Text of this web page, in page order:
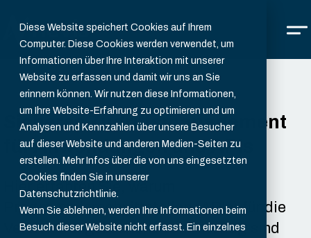
Diese Website speichert Cookies auf Ihrem
Computer. Diese Cookies werden verwendet, um
Informationen über Ihre Interaktion mit unserer
Website zu erfassen und damit wir uns an Sie
erinnern können. Wir nutzen diese Informationen,
um Ihre Website-Erfahrung zu optimieren und um
Analysen und Kennzahlen über unsere Besucher
auf dieser Website und anderen Medien-Seiten zu
erstellen. Mehr Infos über die von uns eingesetzten
Cookies finden Sie in unserer
Datenschutzrichtlinie.
Wenn Sie ablehnen, werden Ihre Informationen beim
Besuch dieser Website nicht erfasst. Ein einzelnes
Sicheres Zugriffsmanagement
für Anwendungen und APIs
Hier erfahren Sie, warum
Programmierschnittstellen (APIs) für die
Versicherungsbranche sehr wichtig sind